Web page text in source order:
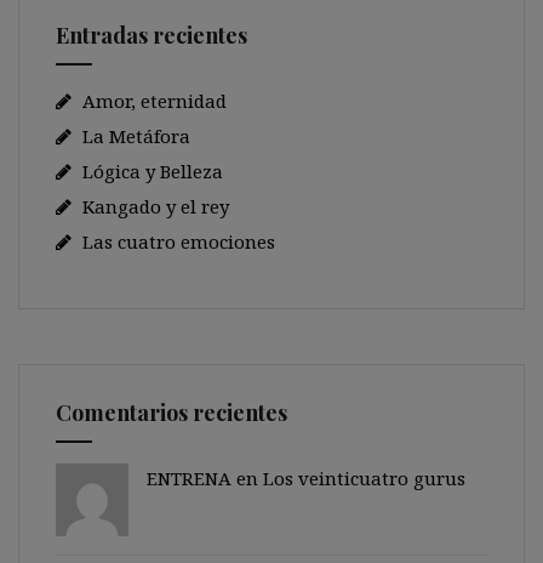
Entradas recientes
Amor, eternidad
La Metáfora
Lógica y Belleza
Kangado y el rey
Las cuatro emociones
Comentarios recientes
ENTRENA en Los veinticuatro gurus